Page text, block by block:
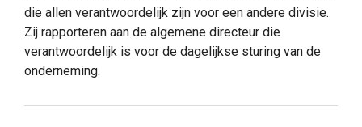
die allen verantwoordelijk zijn voor een andere divisie.
Zij rapporteren aan de algemene directeur die
verantwoordelijk is voor de dagelijkse sturing van de
onderneming.